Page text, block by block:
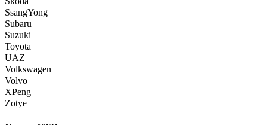
SsangYong
Subaru
Suzuki
Toyota
UAZ
Volkswagen
Volvo
XPeng
Zotye